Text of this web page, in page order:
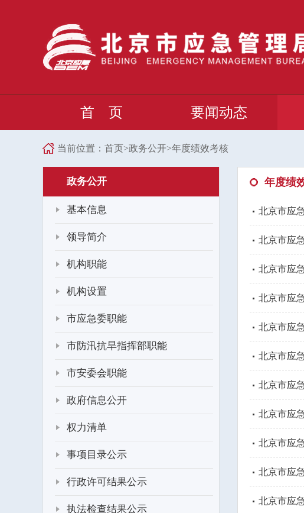
首 页 要闻动态
当前位置： 首页>政务公开>年度绩效考核
政务公开
基本信息
领导简介
机构职能
机构设置
市应急委职能
市防汛抗旱指挥部职能
市安委会职能
政府信息公开
权力清单
事项目录公示
行政许可结果公示
执法检查结果公示
年度绩
北京市应
北京市应
北京市应
北京市应
北京市应
北京市应
北京市应
北京市应
北京市应
北京市应
北京市应